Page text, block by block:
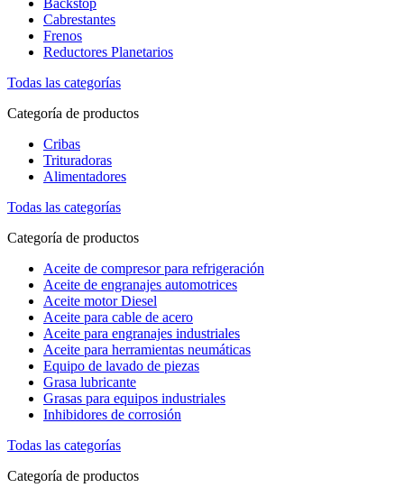
Backstop
Cabrestantes
Frenos
Reductores Planetarios
Todas las categorías
Categoría de productos
Cribas
Trituradoras
Alimentadores
Todas las categorías
Categoría de productos
Aceite de compresor para refrigeración
Aceite de engranajes automotrices
Aceite motor Diesel
Aceite para cable de acero
Aceite para engranajes industriales
Aceite para herramientas neumáticas
Equipo de lavado de piezas
Grasa lubricante
Grasas para equipos industriales
Inhibidores de corrosión
Todas las categorías
Categoría de productos